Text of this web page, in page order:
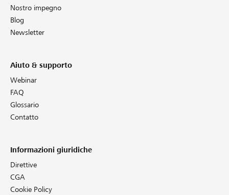
Nostro impegno
Blog
Newsletter
Aiuto & supporto
Webinar
FAQ
Glossario
Contatto
Informazioni giuridiche
Direttive
CGA
Cookie Policy